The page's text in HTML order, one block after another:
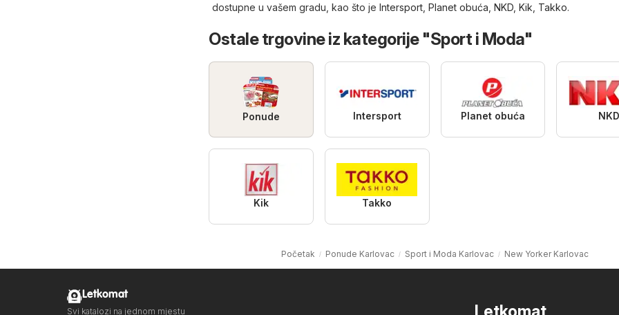
dostupne u vašem gradu, kao što je Intersport Planet obuća NKD Kik Takko.
Ostale trgovine iz kategorije "Sport i Moda"
Ponude Intersport Planet obuća NKD
Kik Takko
Početak Ponude Karlovac Sport i Moda Karlovac New Yorker Karlovac
Letkomat
Svi katalozi na jednom mjestu